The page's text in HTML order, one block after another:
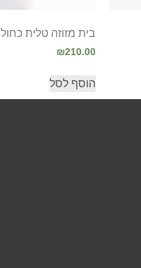
בית מזוזה טלית כחול
₪210.00
הוסף לסל